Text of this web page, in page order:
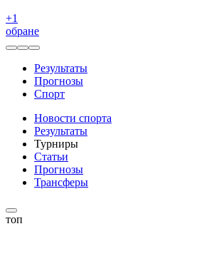
+1
обране
Результаты
Прогнозы
Спорт
Новости спорта
Результаты
Турниры
Статьи
Прогнозы
Трансферы
топ